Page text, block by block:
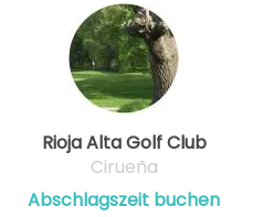
Rioja Alta Golf Club
Cirueña
Abschlagszeit buchen